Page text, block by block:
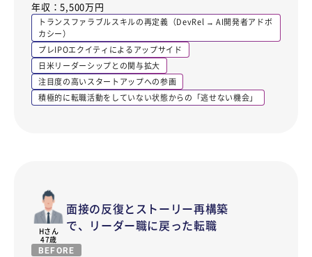
年収：5,500万円
トランスファラブルスキルの再定義（DevRel → AI開発者アドボ
カシー）
プレIPOエクイティによるアップサイド
日米リーダーシップとの関与拡大
注目度の高いスタートアップへの参画
積極的に転職活動をしていない状態からの「逃せない機会」
面接の反復とストーリー再構築
で、リーダー職に戻った転職
Hさん
47歳
BEFORE